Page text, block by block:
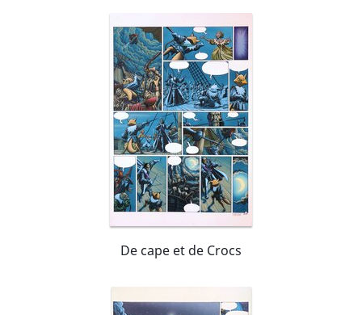
De cape et de Crocs